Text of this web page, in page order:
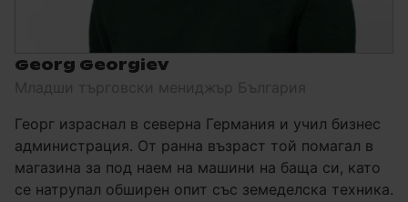
Georg Georgiev
Младши търговски мениджър България
Георг израснал в северна Германия и учил бизнес
администрация. От ранна възраст той помагал в
магазина за под наем на машини на баща си, като
се натрупал обширен опит със земеделска техника.